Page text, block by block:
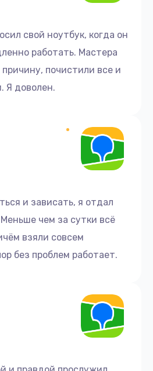
свой ноутбук, когда он
работать. Мастера
почистили все и
Я доволен.
и зависать, я отдал
чем за сутки всё
взяли совсем
без проблем работает.